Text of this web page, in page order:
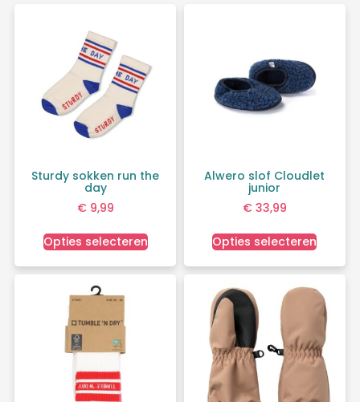
Sturdy sokken run the
day
€9,99
Opties selecteren
Alwero slof Cloudlet
junior
€33,99
Opties selecteren